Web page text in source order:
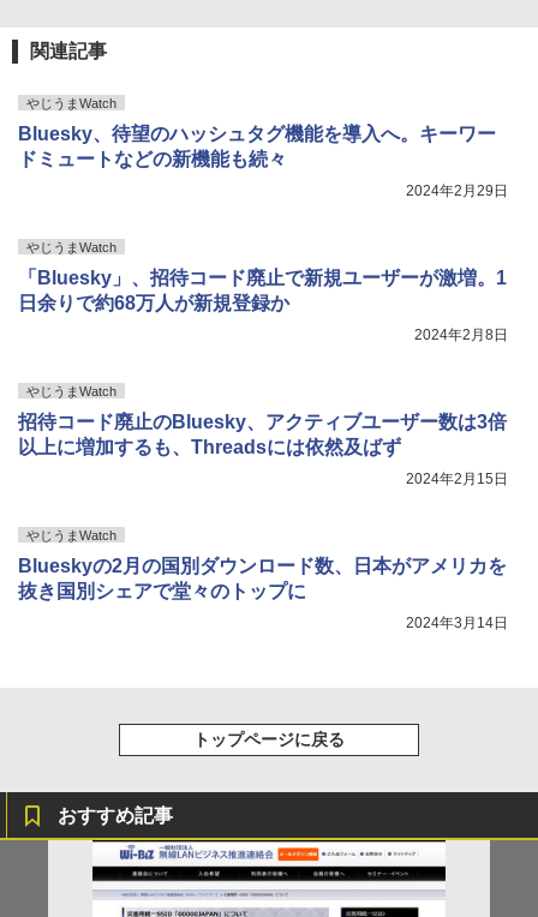
関連記事
やじうまWatch
Bluesky、待望のハッシュタグ機能を導入へ。キーワー
ドミュートなどの新機能も続々
2024年2月29日
やじうまWatch
「Bluesky」、招待コード廃止で新規ユーザーが激増。1
日余りで約68万人が新規登録か
2024年2月8日
やじうまWatch
招待コード廃止のBluesky、アクティブユーザー数は3倍
以上に増加するも、Threadsには依然及ばず
2024年2月15日
やじうまWatch
Blueskyの2月の国別ダウンロード数、日本がアメリカを
抜き国別シェアで堂々のトップに
2024年3月14日
トップページに戻る
おすすめ記事